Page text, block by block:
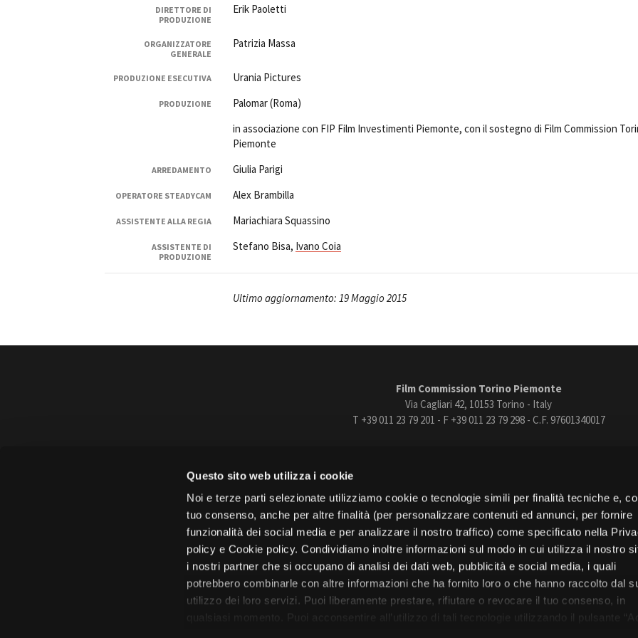
Questo sito web utilizza i cookie
Noi e terze parti selezionate utilizziamo cookie o tecnologie simili per finalità tecniche e,
tuo consenso, anche per altre finalità (per personalizzare contenuti ed annunci, per fornire
funzionalità dei social media e per analizzare il nostro traffico) come specificato nella
policy e Cookie policy. Condividiamo inoltre informazioni sul modo in cui utilizza il nostro
i nostri partner che si occupano di analisi dei dati web, pubblicità e social media, i quali
potrebbero combinarle con altre informazioni che ha fornito loro o che hanno raccolto dal
utilizzo dei loro servizi. Puoi liberamente prestare, rifiutare o revocare il tuo consenso, in
qualsiasi momento. Puoi acconsentire all’utilizzo di tali tecnologie utilizzando il pulsante
DIRETTORE DI
PRODUZIONE
Erik Paoletti
ORGANIZZATORE
GENERALE
Patrizia Massa
PRODUZIONE ESECUTIVA Urania Pictures
PRODUZIONE
Palomar (Roma)
in associazione con FIP Film Investimenti Piemonte, con il sostegno di Film Commission
Piemonte
ARREDAMENTO Giulia Parigi
OPERATORE STEADYCAM Alex Brambilla
ASSISTENTE ALLA REGIA Mariachiara Squassino
ASSISTENTE DI
PRODUZIONE
Stefano Bisa, Ivano Coia
Ultimo aggiornamento: 19 Maggio 2015
Film Commission Torino Piemonte
Via Cagliari 42, 10153 Torino - Italy
T +39 011 23 79 201 - F +39 011 23 79 298 - C.F. 97601340017
FacebookInstagramYoutubeVimeo
Città di Torino Regione Piemonte